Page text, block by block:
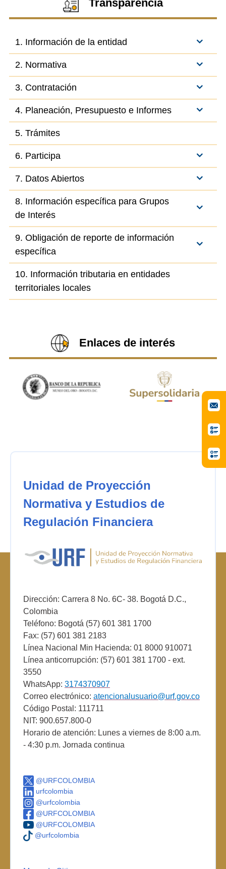
Transparencia
1. Información de la entidad
2. Normativa
3. Contratación
4. Planeación, Presupuesto e Informes
5. Trámites
6. Participa
7. Datos Abiertos
8. Información específica para Grupos
de Interés
9. Obligación de reporte de información
específica
10. Información tributaria en entidades
territoriales locales
Enlaces de interés
Unidad de Proyección
Normativa y Estudios de
Regulación Financiera
Dirección: Carrera 8 No. 6C- 38. Bogotá D.C.,
Colombia
Teléfono: Bogotá (57) 601 381 1700
Fax: (57) 601 381 2183
Línea Nacional Min Hacienda: 01 8000 910071
Línea anticorrupción: (57) 601 381 1700 - ext.
3550
WhatsApp: 3174370907
Correo electrónico: atencionalusuario@urf.gov.co
Código Postal: 111711
NIT: 900.657.800-0
Horario de atención: Lunes a viernes de 8:00 a.m.
- 4:30 p.m. Jornada continua
@URFCOLOMBIA
urfcolombia
@urfcolombia
@URFCOLOMBIA
@URFCOLOMBIA
@urfcolombia